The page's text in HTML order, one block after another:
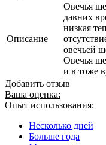
Описание
Овечья
давних
низкая
овечьей
Овечья
и в тоже
Добавить отзыв
Ваша оценка:
Опыт использования:
Несколько дней
Больше года